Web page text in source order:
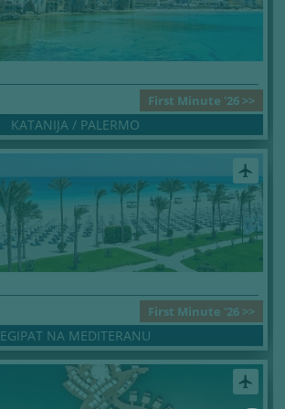
First Minute '26 >>
KATANIJA / PALERMO
airplanemode_active
First Minute '26 >>
EGIPAT NA MEDITERANU
airplanemode_active